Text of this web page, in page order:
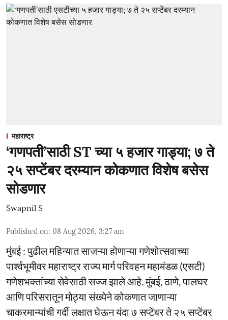
महाराष्ट्र
‘गणपती’साठी ST च्या ५ हजार गाड्या; ७ ते
२५ सप्टेंबर दरम्यान कोकणात विशेष बसेस
सोडणार
Swapnil S
Published on: 08 Aug 2026, 3:27 am
मुंबई : पुढील महिन्यात साजऱ्या होणाऱ्या गणेशोत्सवाच्या
पार्श्वभूमीवर महाराष्ट्र राज्य मार्ग परिवहन महामंडळ (एसटी)
गणेशभक्तांच्या सेवेसाठी सज्ज झाले आहे. मुंबई, ठाणे, पालघर
आणि परिसरातून मोठ्या संख्येने कोकणात जाणाऱ्या
चाकरमान्यांची गर्दी लक्षात घेऊन यंदा ७ सप्टेंबर ते २५ सप्टेंबर